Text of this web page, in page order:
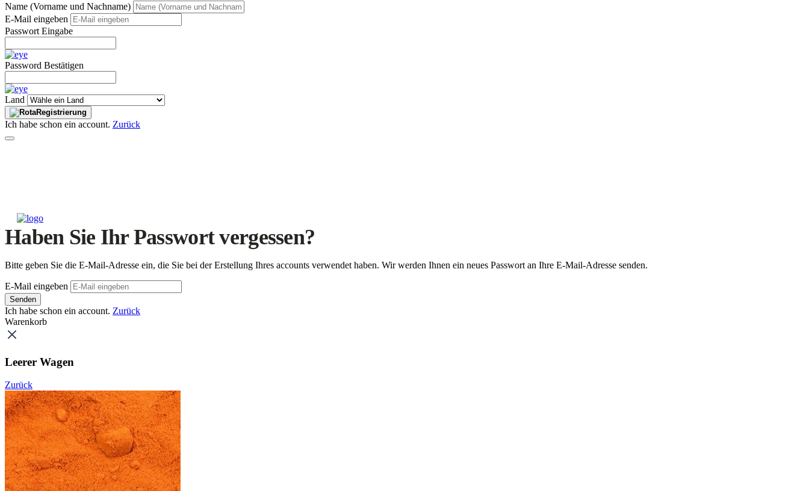
Name (Vorname und Nachname)
E-Mail eingeben
Passwort Eingabe
Password Bestätigen
Land
Registrierung
Ich habe schon ein account. Zurück
Haben Sie Ihr Passwort vergessen?
Bitte geben Sie die E-Mail-Adresse ein, die Sie bei der Erstellung Ihres accounts verwendet haben. Wir werden Ihnen ein neues Passwort an Ihre E-Mail-Adresse senden.
E-Mail eingeben
Senden
Ich habe schon ein account. Zurück
Warenkorb
Leerer Wagen
Zurück